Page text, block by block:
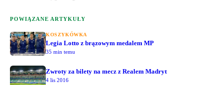
POWIĄZANE ARTYKUŁY
KOSZYKÓWKA
Legia Lotto z brązowym medalem MP
35 min temu
Zwroty za bilety na mecz z Realem Madryt
4 lis 2016